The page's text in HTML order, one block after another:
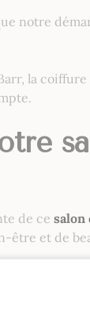
notre
la
de ce salon
être et de